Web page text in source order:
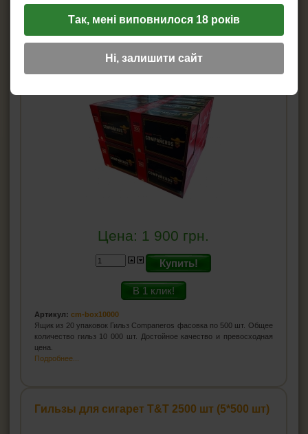
(10 000 шт)
Цена: 1 900 грн.
Купить!
В 1 клик!
Артикул: cm-box10000
Ящик из 20 упаковок Гильз Companeros фасовка по 500 шт. Общее
количество гильз 10 000 шт. Достойное качество и превосходная
цена.
Подробнее...
Гильзы для сигарет T&T 2500 шт (5*500 шт)
Так, мені виповнилося 18 років
Ні, залишити сайт